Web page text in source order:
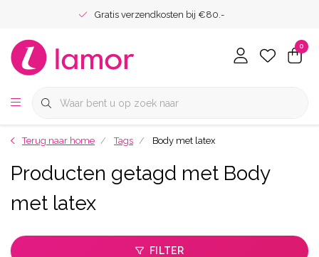
Gratis verzendkosten bij €80.-
0
Terug naar home Tags Body met latex
Producten getagd met Body
met latex
FILTER